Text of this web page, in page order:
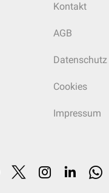
Kontakt
AGB
Datenschutz
Cookies
Impressum